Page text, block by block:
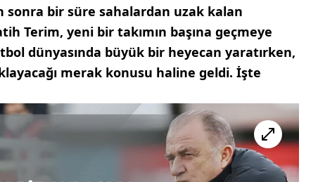
sonra bir süre sahalardan uzak kalan
Terim, yeni bir takımın başına geçmeye
dünyasında büyük bir heyecan yaratırken,
merak konusu haline geldi. İşte